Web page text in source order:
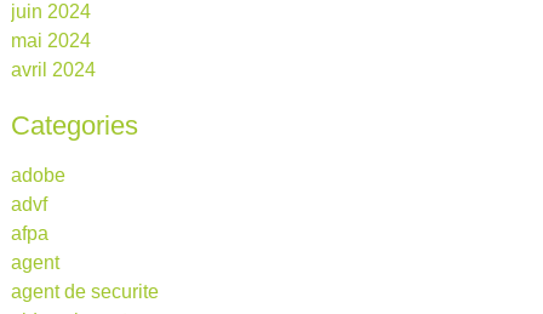
juin 2024
mai 2024
avril 2024
Categories
adobe
advf
afpa
agent
agent de securite